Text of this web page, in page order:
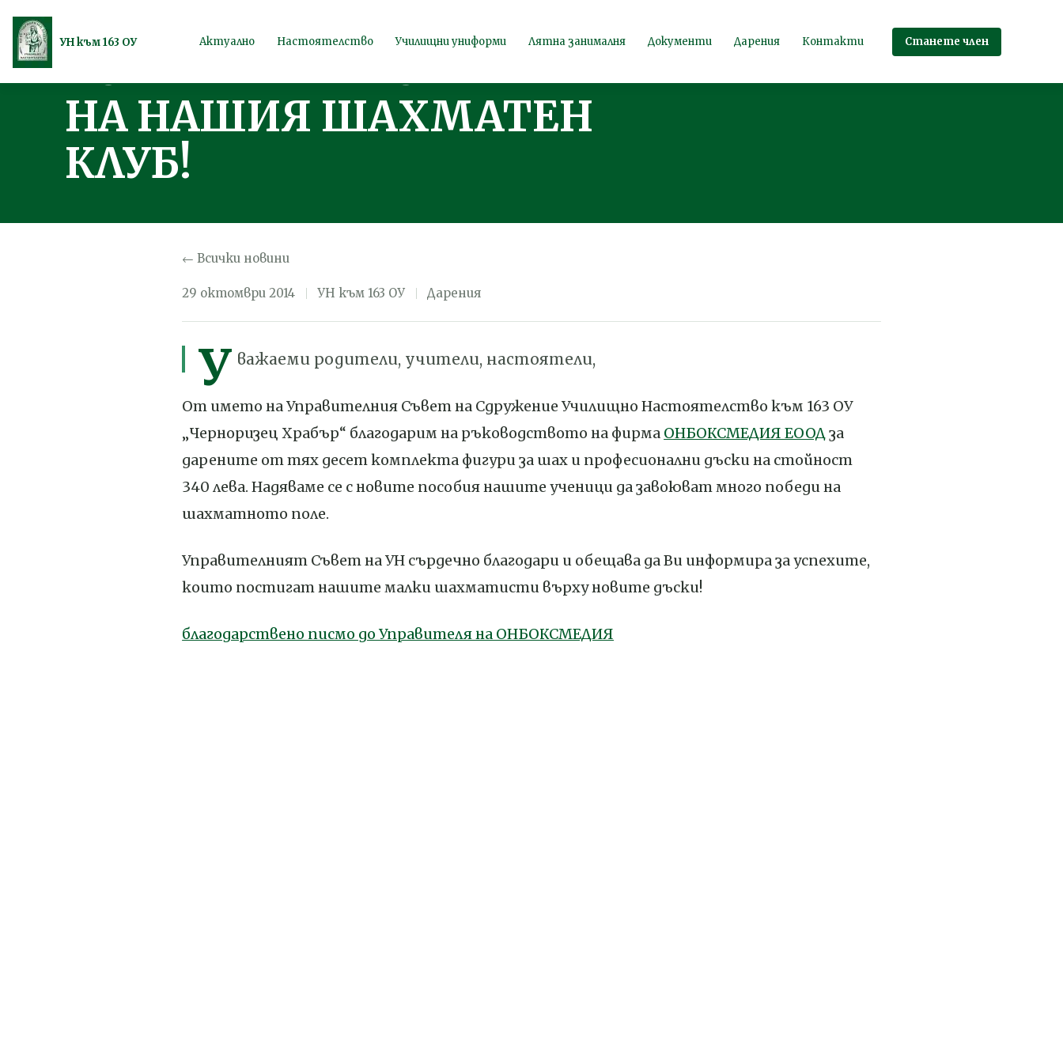
Продължете
към
УН към 163 ОУ Актуално Настоятелство Училищни униформи Лятна занималня Документи Дарения Контакти Станете член
ФИРМА ОРЕШАК.БГ ДАРИ
КОМПЛЕКТИ ПО ШАХМАТ
НА НАШИЯ ШАХМАТЕН
КЛУБ!
← Всички новини
29 октомври 2014 УН към 163 ОУ Дарения
У важаеми родители, учители, настоятели,
От името на Управителния Съвет на Сдружение Училищно Настоятелство към 163 ОУ
„Черноризец Храбър“ благодарим на ръководството на фирма ОНБОКСМЕДИЯ ЕООДза
дарените от тях десет комплекта фигури за шах и професионални дъски на стойност
340 лева. Надяваме се с новите пособия нашите ученици да завоюват много победи на
шахматното поле.
Управителният Съвет на УН сърдечно благодари и обещава да Ви информира за успехите,
които постигат нашите малки шахматисти върху новите дъски!
благодарствено писмо до Управителя на ОНБОКСМЕДИЯ